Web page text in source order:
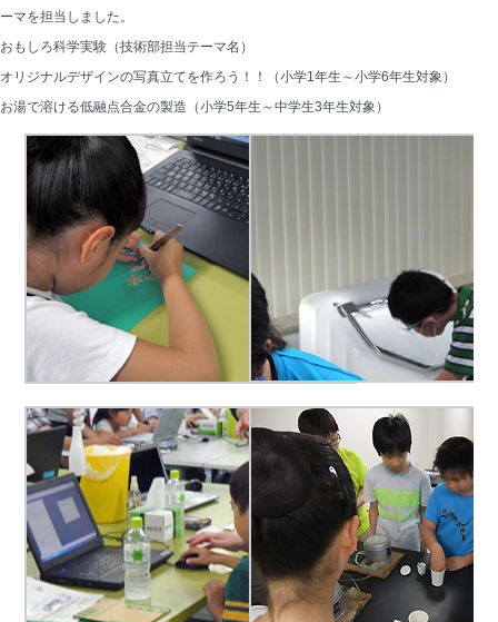
ーマを担当しました。
おもしろ科学実験（技術部担当テーマ名）
オリジナルデザインの写真立てを作ろう！！（小学1年生～小学6年生対象）
お湯で溶ける低融点合金の製造（小学5年生～中学生3年生対象）